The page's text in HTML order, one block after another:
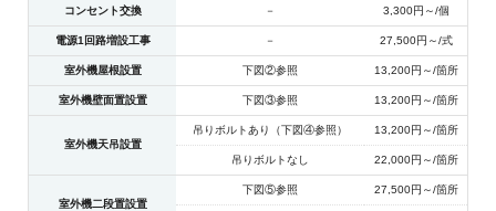
コンセント交換 － 3,300円～/個
電源1回路増設工事 － 27,500円～/式
室外機屋根設置 下図②参照 13,200円～/箇所
室外機壁面置設置 下図③参照 13,200円～/箇所
室外機天吊設置
吊りボルトあり（下図④参照） 13,200円～/箇所
吊りボルトなし 22,000円～/箇所
室外機二段置設置
下図⑤参照 27,500円～/箇所